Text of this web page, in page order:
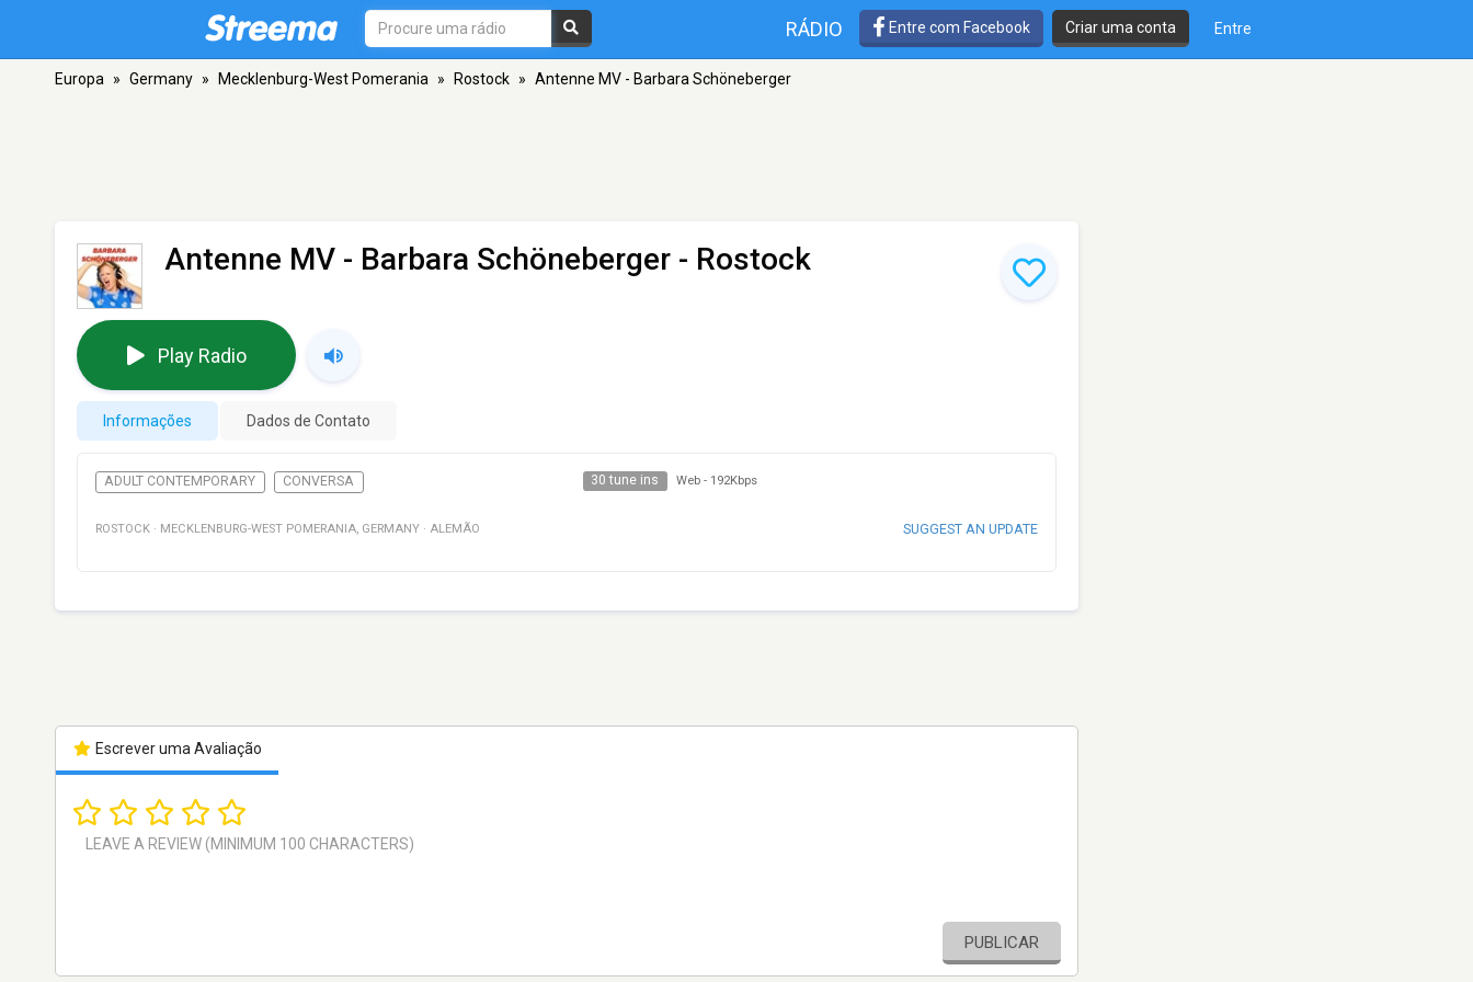
RÁDIO Entre com Facebook Criar uma conta Entre
Europa » Germany » Mecklenburg-West Pomerania » Rostock » Antenne MV - Barbara Schöneberger
Antenne MV - Barbara Schöneberger - Rostock
Play Radio
Informações Dados de Contato
ADULT CONTEMPORARY CONVERSA 30 tune ins Web - 192Kbps
ROSTOCK · MECKLENBURG-WEST POMERANIA, GERMANY · ALEMÃO SUGGEST AN UPDATE
Escrever uma Avaliação
PUBLICAR